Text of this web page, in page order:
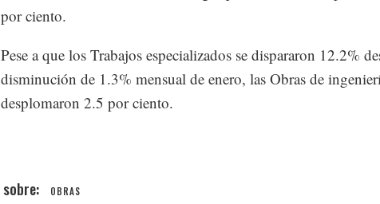
por ciento.
Pese a que los Trabajos especializados se dispararon 12.2%
disminución de 1.3% mensual de enero, las Obras de
desplomaron 2.5 por ciento.
OBRAS